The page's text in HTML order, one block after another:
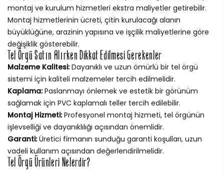
montaj ve kurulum hizmetleri ekstra maliyetler getirebilir.
Montaj hizmetlerinin ücreti, çitin kurulacağı alanın
büyüklüğüne, arazinin yapısına ve işçilik maliyetlerine göre
değişiklik gösterebilir.
Tel Örgü Satın Alırken Dikkat Edilmesi Gerekenler
Malzeme Kalitesi:Dayanıklı ve uzun ömürlü bir tel örgü
sistemi için kaliteli malzemeler tercih edilmelidir.
Kaplama:Paslanmayı önlemek ve estetik bir görünüm
sağlamak için PVC kaplamalı teller tercih edilebilir.
Montaj Hizmeti:Profesyonel montaj hizmeti, tel örgünün
işlevselliği ve dayanıklılığı açısından önemlidir.
Garanti:Üretici firmanın sunduğu garanti koşulları, uzun
vadeli kullanım açısından değerlendirilmelidir.
Tel Örgü Ürünleri Nelerdir?